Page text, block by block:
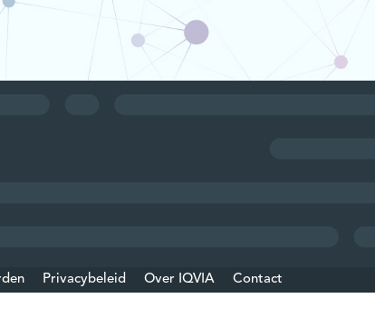
Privacybeleid Over IQVIA Contact